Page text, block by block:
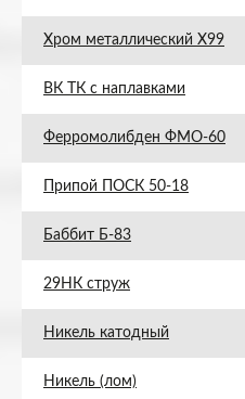
Хром металлический Х99
ВК ТК с наплавками
Ферромолибден ФМО-60
Припой ПОСК 50-18
Баббит Б-83
29НК струж
Никель катодный
Никель (лом)